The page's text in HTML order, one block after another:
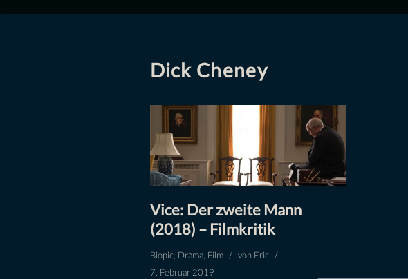
Dick Cheney
Vice: Der zweite Mann
(2018) – Filmkritik
Biopic, Drama, Film von Eric
7. Februar 2019